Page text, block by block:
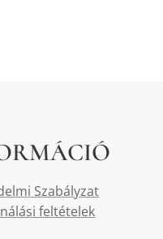
Szabályzat
feltételek